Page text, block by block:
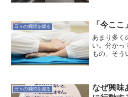
日々の瞬間を綴る 「今こ
あまり多く
い。分かっ
もの。そう
と集中力や
日々の瞬間を綴る
なぜ興味